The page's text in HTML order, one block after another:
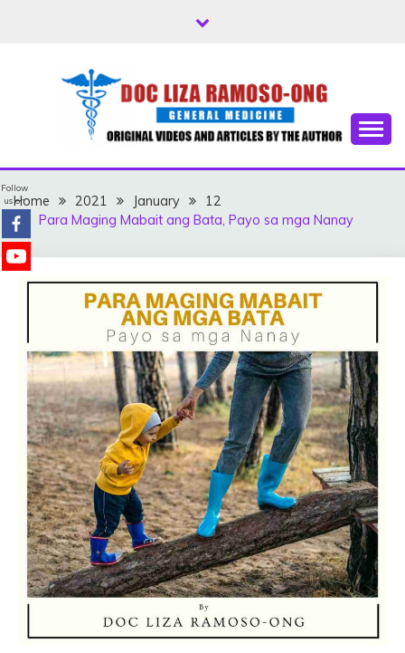
DOC LIZA RAMOSO-
ONG
Home 2021 January
12
Para Maging Mabait ang Bata, Payo sa mga Nanay
Follow
us on